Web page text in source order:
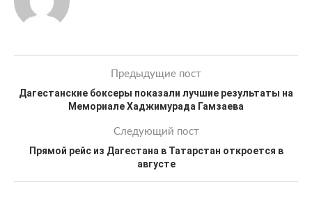
Предыдущие пост
Дагестанские боксеры показали лучшие результаты на
Мемориале Хаджимурада Гамзаева
Следующий пост
Прямой рейс из Дагестана в Татарстан откроется в
августе